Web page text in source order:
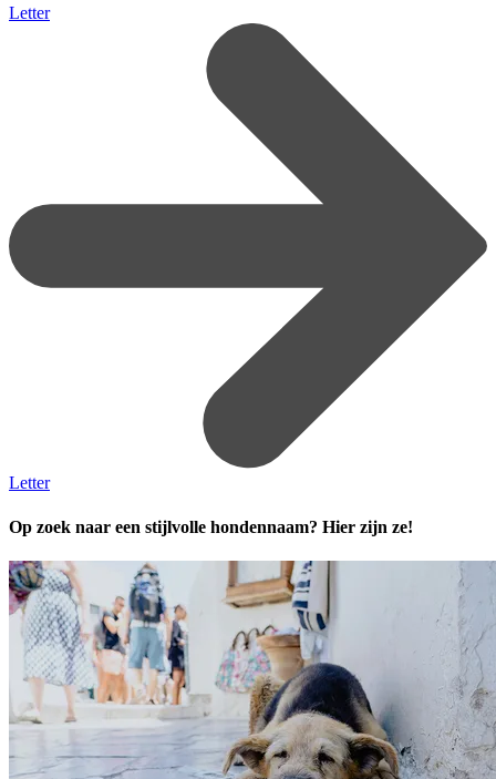
Letter
Letter
Op zoek naar een stijlvolle hondennaam? Hier zijn ze!